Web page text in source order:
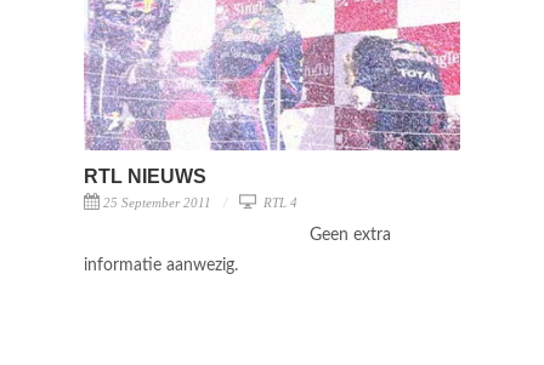
RTL NIEUWS
25 September 2011 RTL 4
Geen extra
informatie aanwezig.